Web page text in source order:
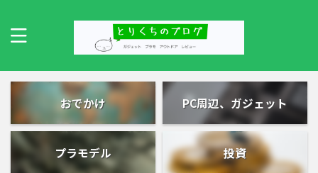
おでかけ PC周辺、ガジェット
プラモデル 投資